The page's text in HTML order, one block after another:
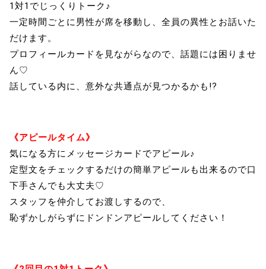
1対1でじっくりトーク♪
一定時間ごとに男性が席を移動し、全員の異性とお話いた
だけます。
プロフィールカードを見ながらなので、話題には困りませ
ん♡
話している内に、意外な共通点が見つかるかも!?
《アピールタイム》
気になる方にメッセージカードでアピール♪
定型文をチェックするだけの簡単アピールも出来るので口
下手さんでも大丈夫♡
スタッフを仲介してお渡しするので、
恥ずかしがらずにドンドンアピールしてください！